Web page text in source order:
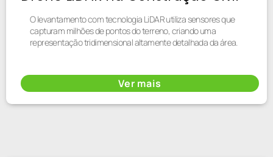
O levantamento com tecnologia LiDAR utiliza sensores que
capturam milhões de pontos do terreno, criando uma
representação tridimensional altamente detalhada da área.
Ver mais